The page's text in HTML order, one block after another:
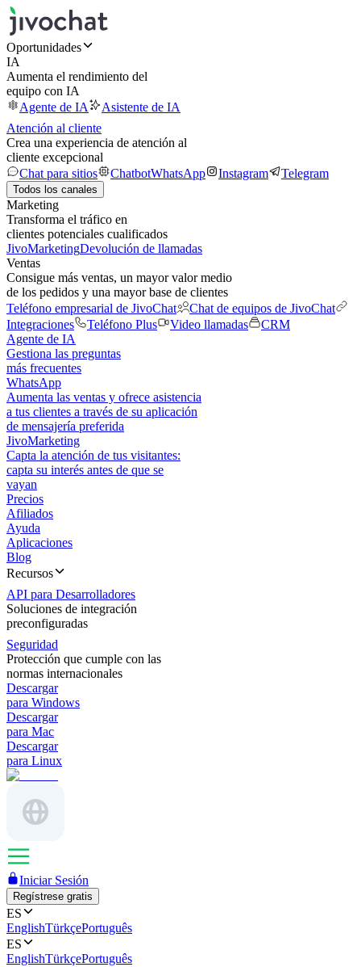
Oportunidades
IA
Aumenta el rendimiento del
equipo con IA
Agente de IA
Asistente de IA
Atención al cliente
Crea una experiencia de atención al
cliente excepcional
Chat para sitios
ChatbotWhatsApp Instagram Telegram
Todos los canales
Marketing
Transforma el tráfico en
clientes potenciales cualificados
JivoMarketingDevolución de llamadas
Ventas
Consigue más ventas, un mayor valor medio
de los pedidos y una mayor base de clientes
Teléfono empresarial de JivoChat
Chat de equipos de JivoChat
Integraciones
Teléfono Plus Video llamadas
CRM
Agente de IA
Gestiona las preguntas
más frecuentes
WhatsApp
Aumenta las ventas y ofrece asistencia
a tus clientes a través de su aplicación
de mensajería preferida
JivoMarketing
Capta la atención de tus visitantes:
capta su interés antes de que se
vayan
Precios
Afiliados
Ayuda
Aplicaciones
Blog
Recursos
API para Desarrolladores
Soluciones de integración
preconfiguradas
Seguridad
Protección que cumple con las
normas internacionales
Descargar
para Windows
Descargar
para Mac
Descargar
para Linux
Iniciar Sesión
Regístrese gratis
ES
EnglishTürkçePortuguês
ES
EnglishTürkçePortuguês